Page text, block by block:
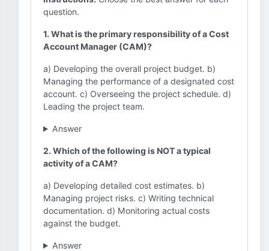
question.
1. What is the primary responsibility of a Cost
Account Manager (CAM)?
a) Developing the overall project budget. b)
Managing the performance of a designated cost
account. c) Overseeing the project schedule. d)
Leading the project team.
Answer
2. Which of the following is NOT a typical
activity of a CAM?
a) Developing detailed cost estimates. b)
Managing project risks. c) Writing technical
documentation. d) Monitoring actual costs
against the budget.
Answer